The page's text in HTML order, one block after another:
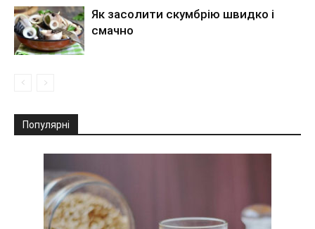
Як засолити скумбрію швидко і
смачно
Популярні